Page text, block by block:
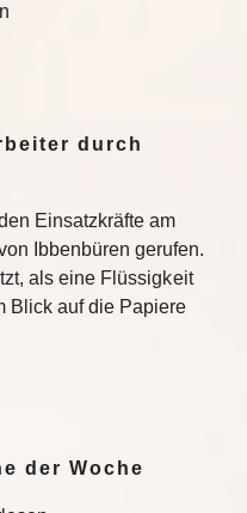
durch
Einsatzkräfte am
Ibbenbüren gerufen.
als eine Flüssigkeit
Blick auf die Papiere
der Woche